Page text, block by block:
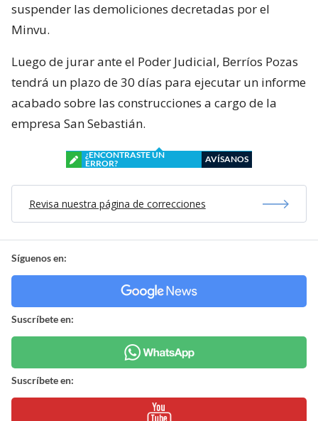
suspender las demoliciones decretadas por el
Minvu.
Luego de jurar ante el Poder Judicial, Berríos Pozas
tendrá un plazo de 30 días para ejecutar un informe
acabado sobre las construcciones a cargo de la
empresa San Sebastián.
¿ENCONTRASTE UN
ERROR?
AVÍSANOS
Revisa nuestra página de correcciones
Síguenos en:
Suscríbete en:
Suscríbete en: